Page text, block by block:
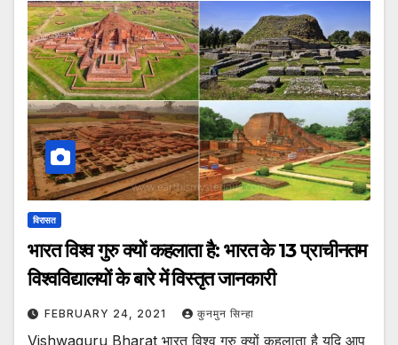
विरासत
भारत विश्व गुरु क्यों कहलाता है: भारत के 13 प्राचीनतम
विश्वविद्यालयों के बारे में विस्तृत जानकारी
FEBRUARY 24, 2021 कुनमुन सिन्हा
Vishwaguru Bharat भारत विश्व गुरु क्यों कहलाता है यदि आप